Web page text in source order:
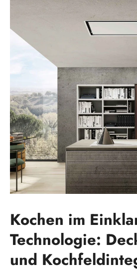
Kochen im
Technologie:
und